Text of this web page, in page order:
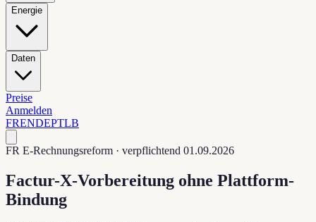
Energie
Daten
Preise
Anmelden
FRENDEPTLB
FR E-Rechnungsreform · verpflichtend 01.09.2026
Factur-X-Vorbereitung ohne Plattform-
Bindung